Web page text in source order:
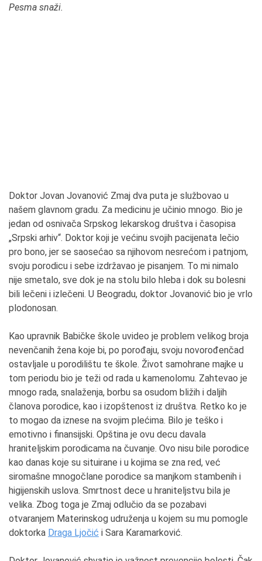
Pesma snaži.
Doktor Jovan Jovanović Zmaj dva puta je službovao u
našem glavnom gradu. Za medicinu je učinio mnogo. Bio je
jedan od osnivača Srpskog lekarskog društva i časopisa
„Srpski arhiv“. Doktor koji je većinu svojih pacijenata lečio
pro bono, jer se saosećao sa njihovom nesrećom i patnjom,
svoju porodicu i sebe izdržavao je pisanjem. To mi nimalo
nije smetalo, sve dok je na stolu bilo hleba i dok su bolesni
bili lečeni i izlečeni. U Beogradu, doktor Jovanović bio je vrlo
plodonosan.
Kao upravnik Babičke škole uvideo je problem velikog broja
nevenčanih žena koje bi, po porođaju, svoju novorođenčad
ostavljale u porodilištu te škole. Život samohrane majke u
tom periodu bio je teži od rada u kamenolomu. Zahtevao je
mnogo rada, snalaženja, borbu sa osudom bližih i daljih
članova porodice, kao i izopštenost iz društva. Retko ko je
to mogao da iznese na svojim plećima. Bilo je teško i
emotivno i finansijski. Opština je ovu decu davala
hraniteljskim porodicama na čuvanje. Ovo nisu bile porodice
kao danas koje su situirane i u kojima se zna red, već
siromašne mnogočlane porodice sa manjkom stambenih i
higijenskih uslova. Smrtnost dece u hraniteljstvu bila je
velika. Zbog toga je Zmaj odlučio da se pozabavi
otvaranjem Materinskog udruženja u kojem su mu pomogle
doktorka Draga Ljočić i Sara Karamarković.